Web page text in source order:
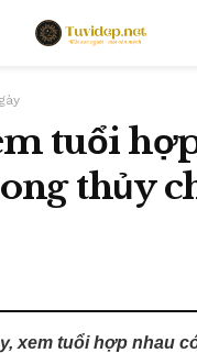
tuổi
thủy
xem tuổi hợp nhau